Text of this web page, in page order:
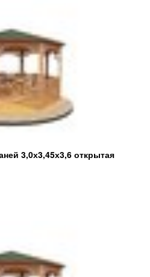
3,0х3,45х3,6 открытая